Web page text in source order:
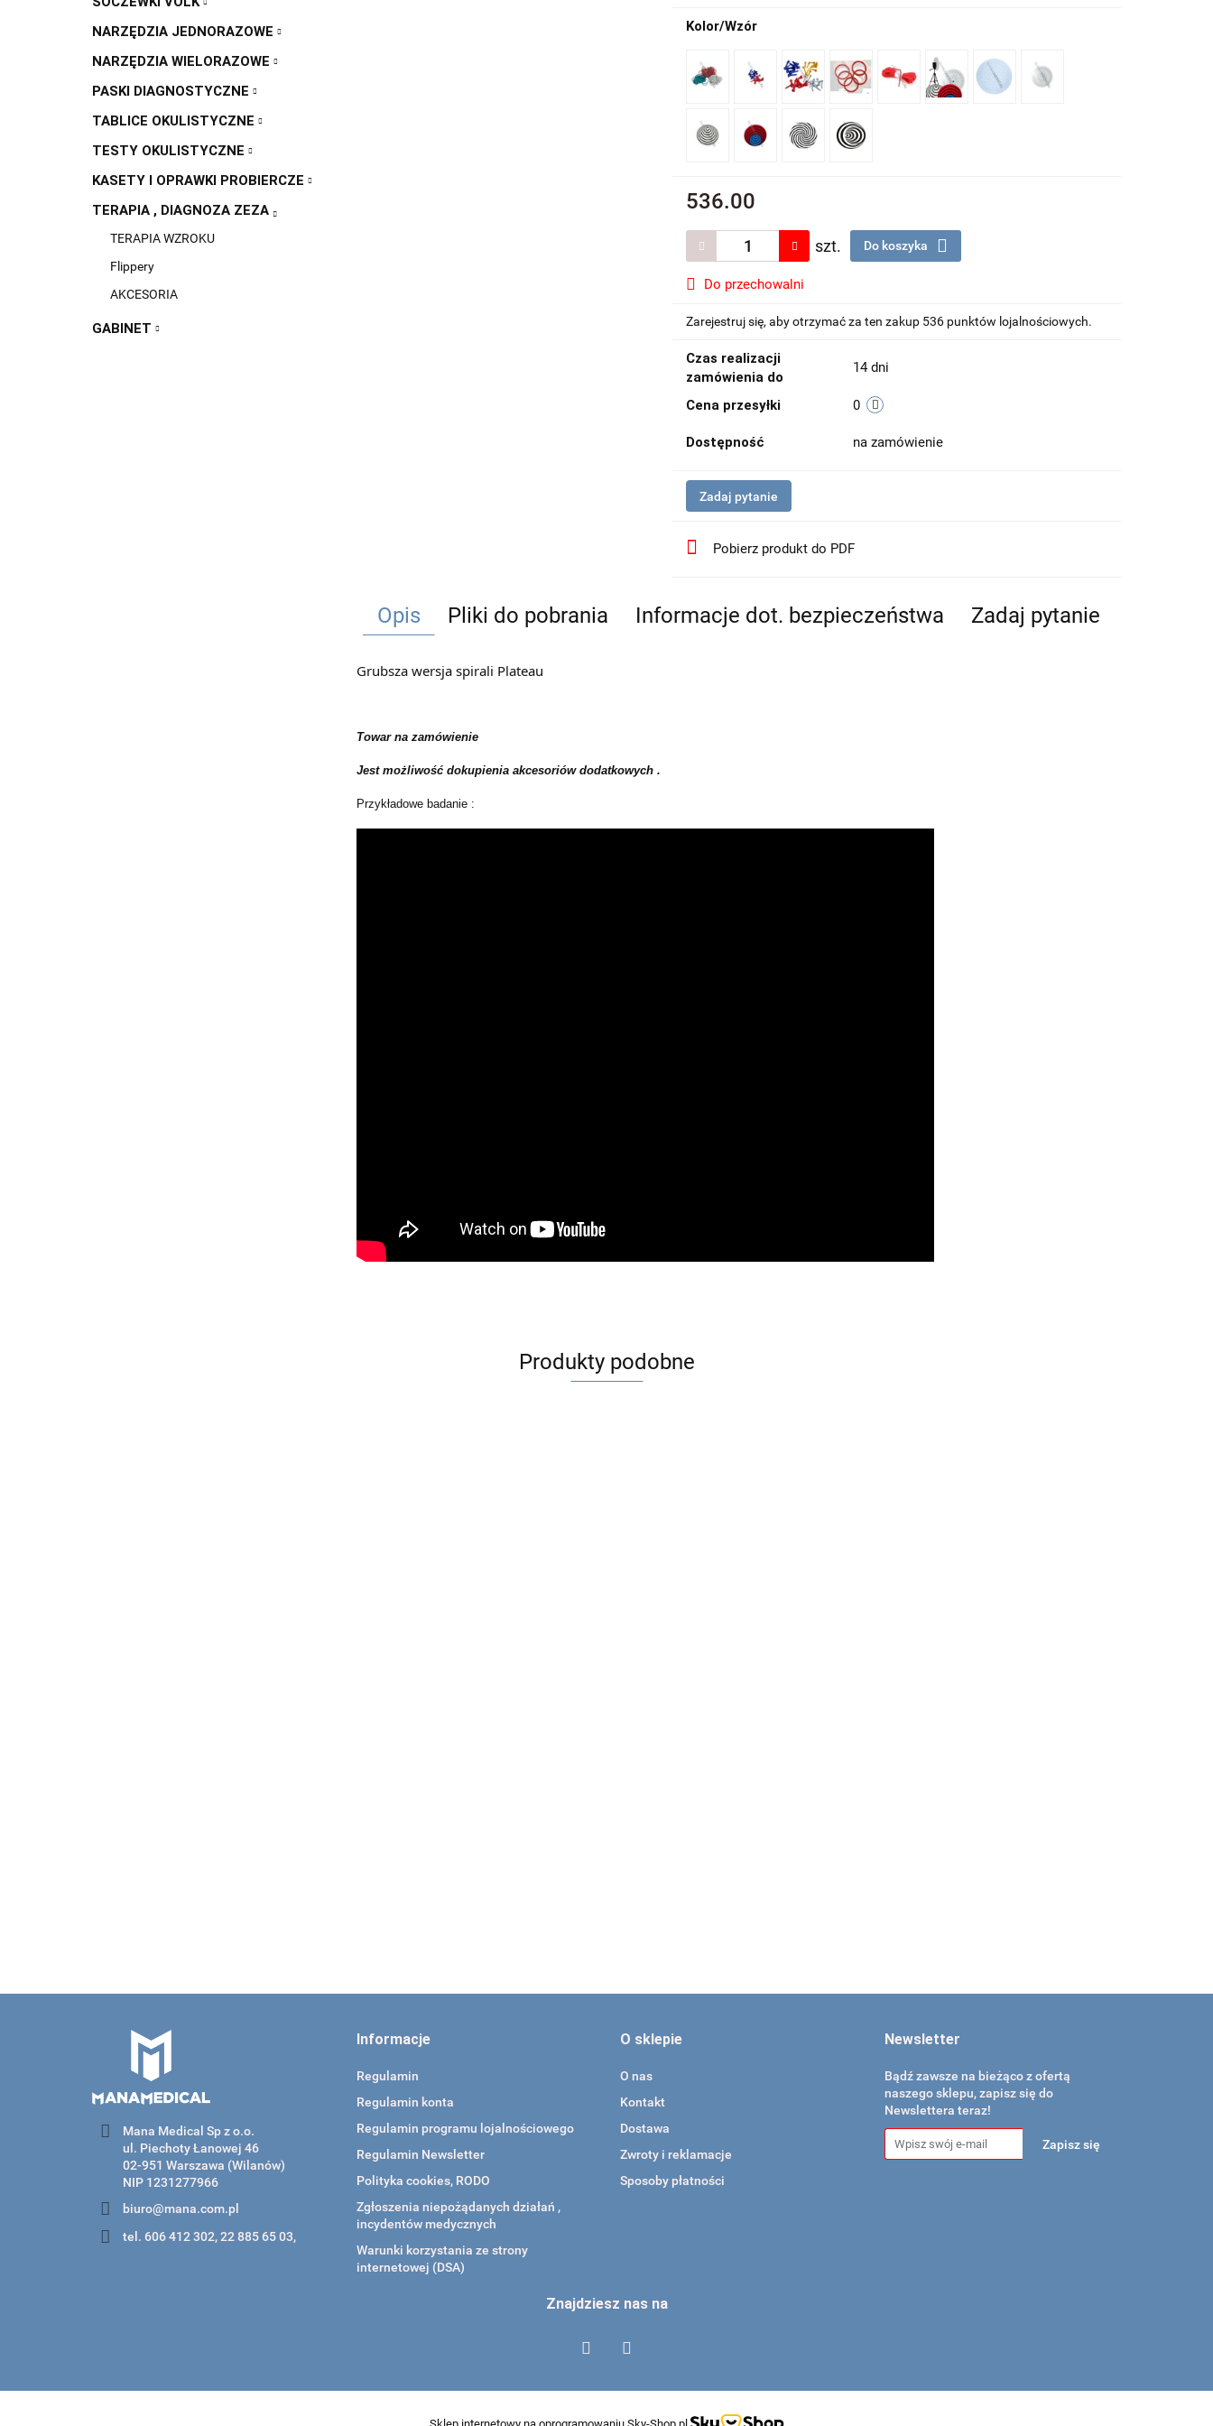
NARZĘDZIA JEDNORAZOWE
NARZĘDZIA WIELORAZOWE
PASKI DIAGNOSTYCZNE
TABLICE OKULISTYCZNE
TESTY OKULISTYCZNE
KASETY I OPRAWKI PROBIERCZE
TERAPIA , DIAGNOZA ZEZA
TERAPIA WZROKU
Flippery
AKCESORIA
GABINET
Kolor/Wzór
536.00
szt. Do koszyka
Do przechowalni
Zarejestruj się, aby otrzymać za ten zakup 536 punktów lojalnościowych.
Czas realizacji
zamówienia do
14 dni
Cena przesyłki 0
Dostępność na zamówienie
Zadaj pytanie
Pobierz produkt do PDF
Opis Pliki do pobrania Informacje dot. bezpieczeństwa Zadaj pytanie
Grubsza wersja spirali Plateau
Towar na zamówienie
Jest możliwość dokupienia akcesoriów dodatkowych .
Przykładowe badanie :
Produkty podobne
Mana Medical Sp z o.o.
ul. Piechoty Łanowej 46
02-951 Warszawa (Wilanów)
NIP 1231277966
biuro@mana.com.pl
tel. 606 412 302, 22 885 65 03,
Informacje
Regulamin
Regulamin konta
Regulamin programu lojalnościowego
Regulamin Newsletter
Polityka cookies, RODO
Zgłoszenia niepożądanych działań ,
incydentów medycznych
Warunki korzystania ze strony
internetowej (DSA)
O sklepie
O nas
Kontakt
Dostawa
Zwroty i reklamacje
Sposoby płatności
Newsletter
Bądź zawsze na bieżąco z ofertą
naszego sklepu, zapisz się do
Newslettera teraz!
Znajdziesz nas na